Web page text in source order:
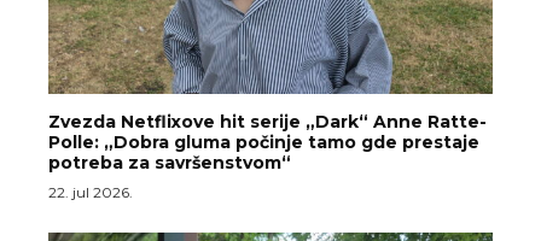
Zvezda Netflixove hit serije „Dark“ Anne Ratte-
Polle: „Dobra gluma počinje tamo gde prestaje
potreba za savršenstvom“
22. jul 2026.